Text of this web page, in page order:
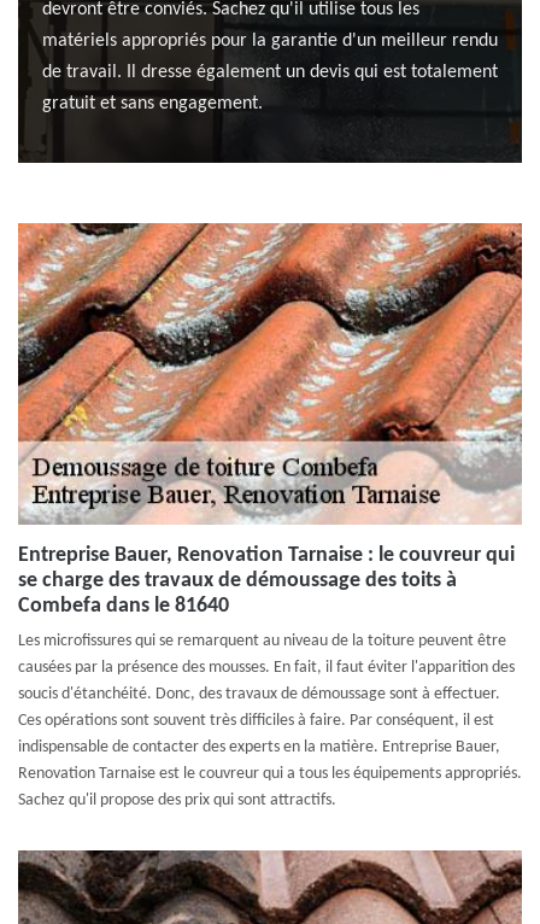
devront être conviés. Sachez qu'il utilise tous les
matériels appropriés pour la garantie d'un meilleur rendu
de travail. Il dresse également un devis qui est totalement
gratuit et sans engagement.
Entreprise Bauer, Renovation Tarnaise : le couvreur qui
se charge des travaux de démoussage des toits à
Combefa dans le 81640
Les microfissures qui se remarquent au niveau de la toiture peuvent être
causées par la présence des mousses. En fait, il faut éviter l'apparition des
soucis d'étanchéité. Donc, des travaux de démoussage sont à effectuer.
Ces opérations sont souvent très difficiles à faire. Par conséquent, il est
indispensable de contacter des experts en la matière. Entreprise Bauer,
Renovation Tarnaise est le couvreur qui a tous les équipements appropriés.
Sachez qu'il propose des prix qui sont attractifs.